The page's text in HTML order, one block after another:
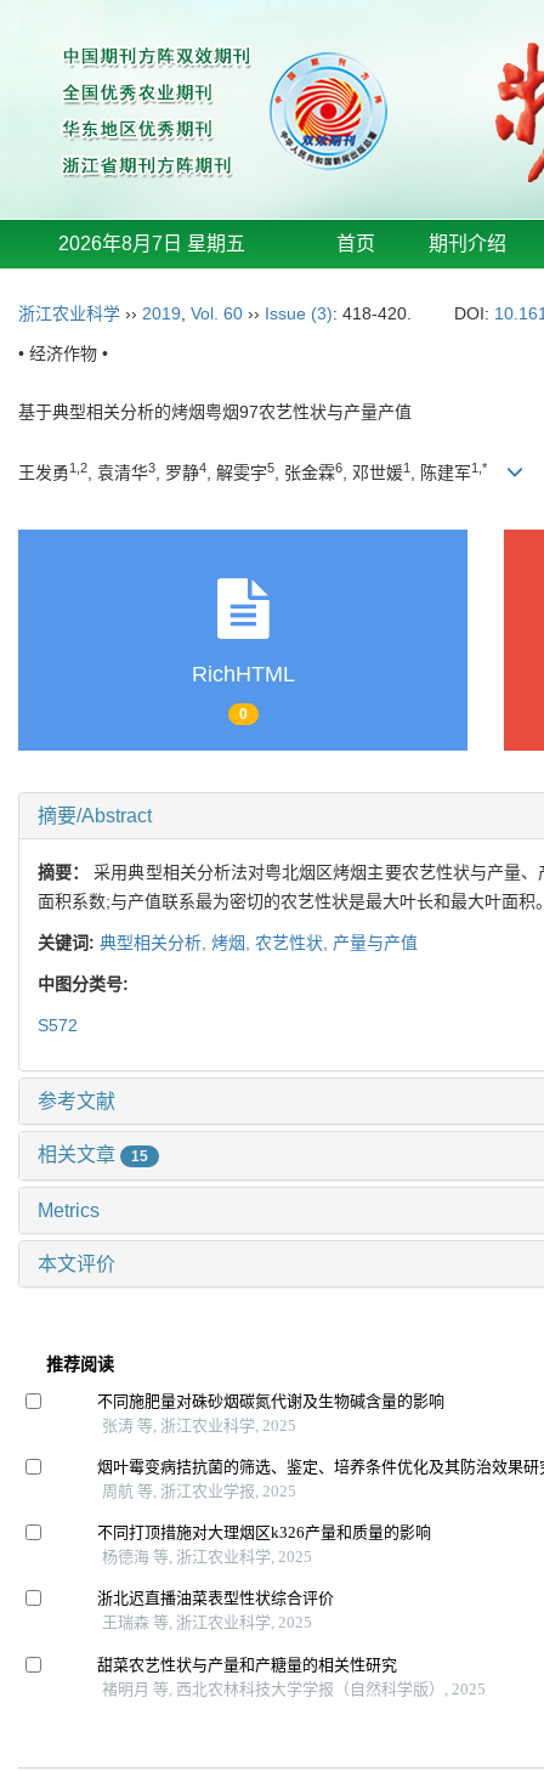
2026年8月7日 星期五 首页 期刊介绍
浙江农业科学 ›› 2019 Vol. 60 ›› Issue (3): 418-420. DOI:
• 经济作物 •
基于典型相关分析的烤烟粤烟97农艺性状与产量产值
王发勇1,2, 袁清华3, 罗静4, 解雯宇5, 张金霖6, 邓世媛1 , 陈建军1,*
RichHTML
0
摘要/Abstract
摘要：采用典型相关分析法对粤北烟区烤烟主要农艺性状与产量
面积系数;与产值联系最为密切的农艺性状是最大叶长和最大叶面积
关键词: 典型相关分析, 烤烟, 农艺性状, 产量与产值
中图分类号:
S572
参考文献
相关文章 15
Metrics
本文评价
推荐阅读
不同施肥量对硃砂烟碳氮代谢及生物碱含量的影响
张涛 等, 浙江农业科学, 2025
烟叶霉变病拮抗菌的筛选、鉴定、培养条件优化及其防治效果研
周航 等, 浙江农业学报, 2025
不同打顶措施对大理烟区k326产量和质量的影响
杨德海 等, 浙江农业科学, 2025
浙北迟直播油菜表型性状综合评价
王瑞森 等, 浙江农业科学, 2025
甜菜农艺性状与产量和产糖量的相关性研究
褚明月 等, 西北农林科技大学学报（自然科学版）, 2025